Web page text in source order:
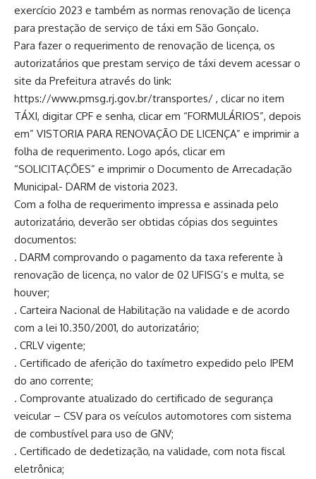
exercício 2023 e também as normas renovação de licença
para prestação de serviço de táxi em São Gonçalo.
Para fazer o requerimento de renovação de licença, os
autorizatários que prestam serviço de táxi devem acessar o
site da Prefeitura através do link:
https://www.pmsg.rj.gov.br/transportes/ , clicar no item
TÁXI, digitar CPF e senha, clicar em “FORMULÁRIOS”, depois
em” VISTORIA PARA RENOVAÇÃO DE LICENÇA” e imprimir a
folha de requerimento. Logo após, clicar em
“SOLICITAÇÕES” e imprimir o Documento de Arrecadação
Municipal- DARM de vistoria 2023.
Com a folha de requerimento impressa e assinada pelo
autorizatário, deverão ser obtidas cópias dos seguintes
documentos:
. DARM comprovando o pagamento da taxa referente à
renovação de licença, no valor de 02 UFISG’s e multa, se
houver;
. Carteira Nacional de Habilitação na validade e de acordo
com a lei 10.350/2001, do autorizatário;
. CRLV vigente;
. Certificado de aferição do taxímetro expedido pelo IPEM
do ano corrente;
. Comprovante atualizado do certificado de segurança
veicular – CSV para os veículos automotores com sistema
de combustível para uso de GNV;
. Certificado de dedetização, na validade, com nota fiscal
eletrônica;